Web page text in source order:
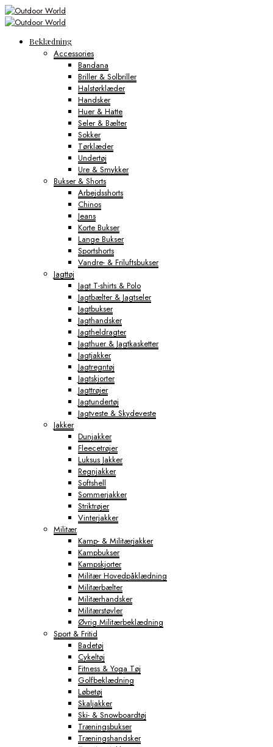
Beklædning
Accessories
Bandana
Briller & Solbriller
Halstørklæder
Handsker
Huer & Hatte
Seler & Bælter
Sokker
Tørklæder
Undertøj
Ure & Smykker
Bukser & Shorts
Arbejdsshorts
Chinos
Jeans
Korte Bukser
Lange Bukser
Sportshorts
Vandre- & Friluftsbukser
Jagttøj
Jagt T-shirts & Polo
Jagtbælter & Jagtseler
Jagtbukser
Jagthandsker
Jagtheldragter
Jagthuer & Jagtkasketter
Jagtjakker
Jagtregntøj
Jagtskjorter
Jagttrøjer
Jagtundertøj
Jagtveste & Skydeveste
Jakker
Dunjakker
Fleecetrøjer
Luksus Jakker
Regnjakker
Softshell
Sommerjakker
Striktrøjer
Vinterjakker
Militær
Kamp- & Militærjakker
Kampbukser
Kampskjorter
Militær Hovedpåklædning
Militærbælter
Militærhandsker
Militærstøvler
Øvrig Militærbeklædning
Sport & Fritid
Badetøj
Cykeltøj
Fitness & Yoga Tøj
Golfbeklædning
Løbetøj
Skaljakker
Ski- & Snowboardtøj
Træningsbukser
Træningshandsker